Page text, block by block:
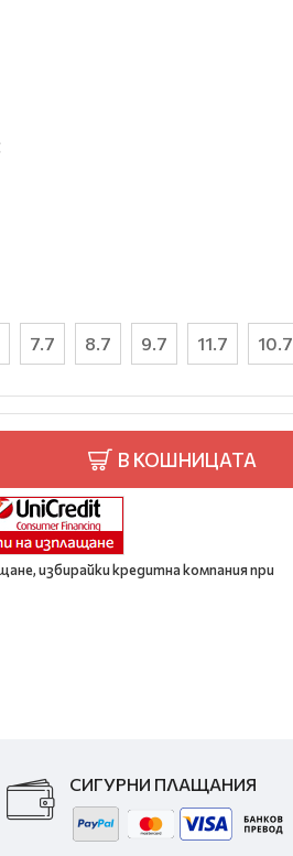
7.7 8.7 9.7 11.7 10.7
В КОШНИЦАТА
избирайки кредитна компания при
СИГУРНИ ПЛАЩАНИЯ